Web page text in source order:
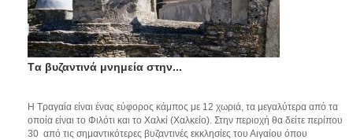
Tα βυζαντινά μνημεία στην...
Η Τραγαία είναι ένας εύφορος κάμπος με 12 χωριά, τα μεγαλύτερα από τα
οποία είναι το Φιλότι και το Χαλκί (Χαλκείο). Στην περιοχή θα δείτε περίπου
30 από τις σημαντικότερες βυζαντινές εκκλησίες του Αιγαίου όπου